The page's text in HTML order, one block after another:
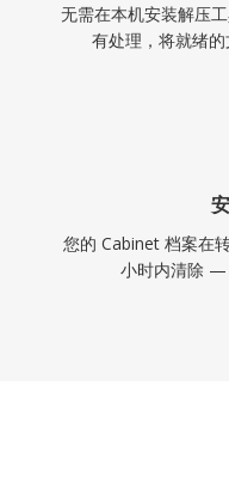
无需在本机安装解压
有处理，将就绪的
您的 Cabinet 档案在
小时内清除 —